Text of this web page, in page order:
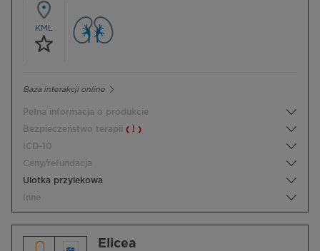
KML
Baza interakcji online
Pełna informacja o produkcie
Bezpieczeństwo terapii ( ! )
ICD-10
Ceny/refundacja
Ulotka przylekowa
Inne
Elicea